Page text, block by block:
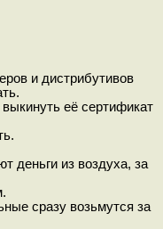
и дистрибутивов
её сертификат
деньги из воздуха, за
сразу возьмутся за